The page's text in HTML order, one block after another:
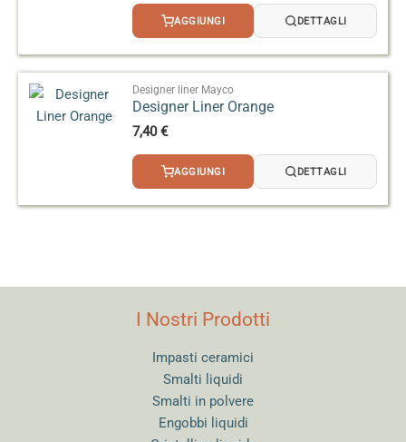
AGGIUNGI DETTAGLI
Designer liner Mayco
Designer Liner Orange
7,40€
AGGIUNGI DETTAGLI
I Nostri Prodotti
Impasti ceramici
Smalti liquidi
Smalti in polvere
Engobbi liquidi